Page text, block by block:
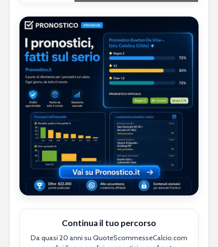
Continua il tuo percorso
Da quasi 20 anni su QuoteScommesseCalcio.com